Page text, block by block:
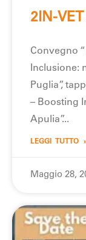
2IN-
Convegno
Inclusione:
Puglia”,
– Boosting
Apulia”
LEGGI TUTTO
Maggio 28,